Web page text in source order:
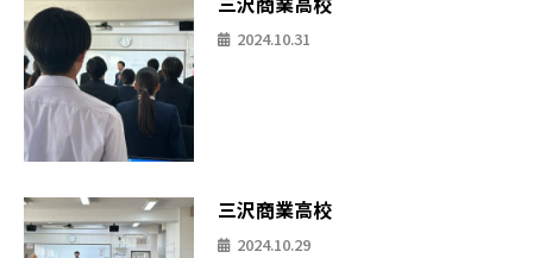
2024.10.31
三沢商業高校
2024.10.29